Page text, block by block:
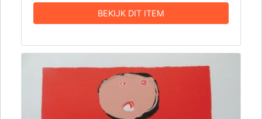
BEKIJK DIT ITEM